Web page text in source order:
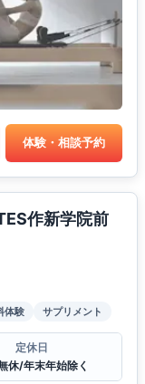
体験・相談予約
作新学院前
体験 サプリメント
定休日
休/年末年始除く